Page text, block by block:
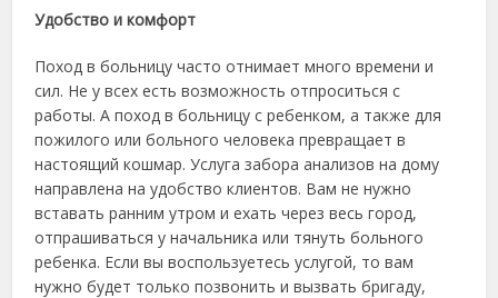
Удобство и комфорт
Поход в больницу часто отнимает много времени и
сил. Не у всех есть возможность отпроситься с
работы. А поход в больницу с ребенком, а также для
пожилого или больного человека превращает в
настоящий кошмар. Услуга забора анализов на дому
направлена на удобство клиентов. Вам не нужно
вставать ранним утром и ехать через весь город,
отпрашиваться у начальника или тянуть больного
ребенка. Если вы воспользуетесь услугой, то вам
нужно будет только позвонить и вызвать бригаду,